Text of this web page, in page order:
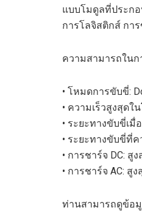
แบบโมดูลที่ประก
การโลจิสติกส์ กา
ความสามารถใน
• โหมดการขับขี่:
• ความเร็วสูงสุดใ
• ระยะทางขับขี่เมื่
• ระยะทางขับขี่ที่ค
• การชาร์จ DC: สูง
• การชาร์จ AC: สูง
ท่านสามารถดูข้อ